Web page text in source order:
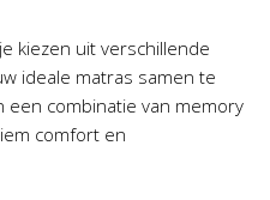
kiezen uit verschillende
ideale matras samen te
een combinatie van memory
comfort en